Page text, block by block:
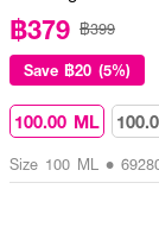
฿379 ฿399
Save ฿20 (5%)
100.00 ML
Size 100 ML •